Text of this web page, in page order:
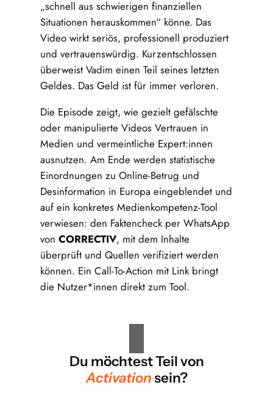
„schnell aus schwierigen finanziellen
Situationen herauskommen“ könne. Das
Video wirkt seriös, professionell produziert
und vertrauenswürdig. Kurzentschlossen
überweist Vadim einen Teil seines letzten
Geldes. Das Geld ist für immer verloren.
Die Episode zeigt, wie gezielt gefälschte
oder manipulierte Videos Vertrauen in
Medien und vermeintliche Expert:innen
ausnutzen. Am Ende werden statistische
Einordnungen zu Online-Betrug und
Desinformation in Europa eingeblendet und
auf ein konkretes Medienkompetenz-Tool
verwiesen: den Faktencheck per WhatsApp
vonCORRECTIV, mit dem Inhalte
überprüft und Quellen verifiziert werden
können. Ein Call-To-Action mit Link bringt
die Nutzer*innen direkt zum Tool.
Du möchtest Teil von
Activationsein?